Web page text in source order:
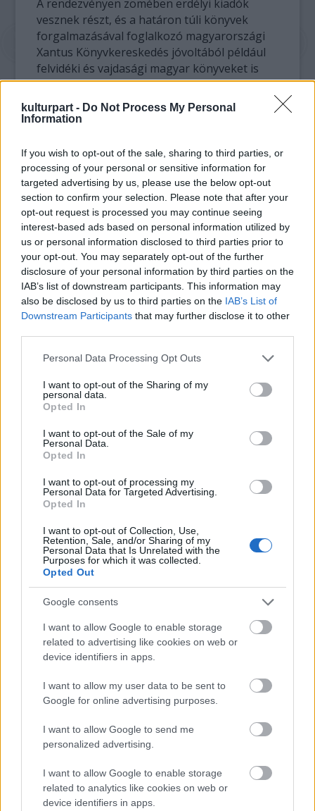
kulturpart - Do Not Process My Personal
Information
If you wish to opt-out of the sale, sharing to third parties, or
processing of your personal or sensitive information for
targeted advertising by us, please use the below opt-out
section to confirm your selection. Please note that after your
opt-out request is processed you may continue seeing
interest-based ads based on personal information utilized by
us or personal information disclosed to third parties prior to
your opt-out. You may separately opt-out of the further
disclosure of your personal information by third parties on the
IAB’s list of downstream participants. This information may
also be disclosed by us to third parties on the IAB’s List of
Downstream Participants that may further disclose it to other
Please note that this website/app uses one or more Google
not limited to your visit or usage behaviour. You may click to
grant or deny consent to Google and its third-party tags to
use your data for below specified purposes in below Google
consent section.
Personal Data Processing Opt Outs
I want to opt-out of the Sharing of my
personal data.
Opted In
I want to opt-out of the Sale of my
Personal Data.
Opted In
I want to opt-out of processing my
Personal Data for Targeted Advertising.
Opted In
I want to opt-out of Collection, Use,
Retention, Sale, and/or Sharing of my
Personal Data that Is Unrelated with the
Purposes for which it was collected.
Opted Out
Google consents
I want to allow Google to enable storage
related to advertising like cookies on web or
device identifiers in apps.
I want to allow my user data to be sent to
Google for online advertising purposes.
I want to allow Google to send me
personalized advertising.
I want to allow Google to enable storage
related to analytics like cookies on web or
device identifiers in apps.
A rendezvényen zömében erdélyi kiadók
vesznek részt, és a határon túli könyvek
forgalmazásával foglalkozó magyarországi
Xantus Könyvkereskedés jóvoltából például
felvidéki és vajdasági magyar könyveket is
lehet majd vásárolni.
A könyvhetet Csoóri Sándor költő, író
székhelyén közönségtalálkozót is szerveznek
a nyitónapon, csütörtökön. Az erdélyi
"helybéli szakma" részéről Dávid Gyula
irodalomtörténész, a Polis Kiadó vezetője
nyitja meg a rendezvényt.
A Kolozsvár Társaságon kívül a Sapientia
egyetemnek otthont adó Bocskay-ház Óváry
Termében, illetve a Klausen kávéházban is
lesznek rendezvények, illetve koncertek, a
Bulgakov kávéház pedig a fiatal alkotók
felajánlásával támogathatják a szórványban
A könyvünnep részletes programját és a
Az első kolozsvári könyvnapokat 1941-ben
és Marosvásárhely is bekapcsolódott a
Budapesten először 1929-ben megtartott
Móricz Zsigmond volt a "sztárvendég".
Forrás: MTI
Irodalom Kolozsvár Erdély Magyar irodalom Ünnepi
Könyvhét
PÉNTEKEN INDUL A HÉTTORONY FESZTIVÁL!